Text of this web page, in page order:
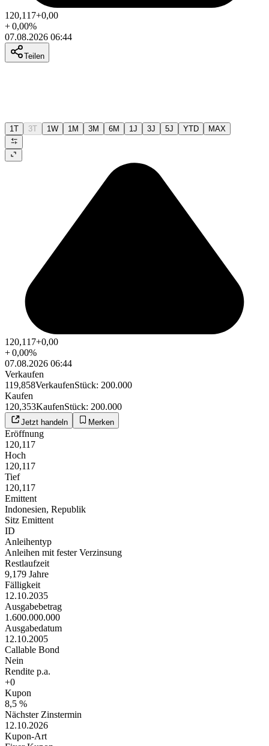
120,117+0,00
+0,00%
07.08.2026 06:44
Teilen
1T 3T 1W 1M 3M 6M 1J 3J 5J YTD MAX
120,117+0,00
+0,00%
07.08.2026 06:44
Verkaufen
119,858VerkaufenStück: 200.000
Kaufen
120,353KaufenStück: 200.000
Jetzt handeln Merken
Eröffnung
120,117
Hoch
120,117
Tief
120,117
Emittent
Indonesien, Republik
Sitz Emittent
ID
Anleihentyp
Anleihen mit fester Verzinsung
Restlaufzeit
9,179 Jahre
Fälligkeit
12.10.2035
Ausgabebetrag
1.600.000.000
Ausgabedatum
12.10.2005
Callable Bond
Nein
Rendite p.a.
+0
Kupon
8,5 %
Nächster Zinstermin
12.10.2026
Kupon-Art